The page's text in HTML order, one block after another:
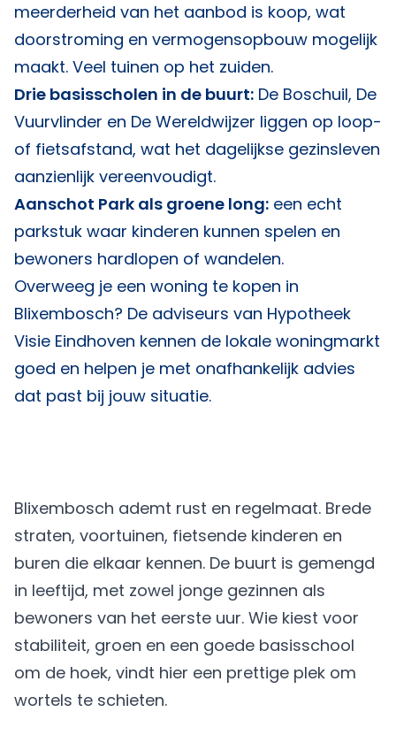
meerderheid van het aanbod is koop, wat
doorstroming en vermogensopbouw mogelijk
maakt. Veel tuinen op het zuiden.
Drie basisscholen in de buurt: De Boschuil, De
Vuurvlinder en De Wereldwijzer liggen op loop-
of fietsafstand, wat het dagelijkse gezinsleven
aanzienlijk vereenvoudigt.
Aanschot Park als groene long: een echt
parkstuk waar kinderen kunnen spelen en
bewoners hardlopen of wandelen.
Overweeg je een woning te kopen in
Blixembosch? De adviseurs van Hypotheek
Visie Eindhoven kennen de lokale woningmarkt
goed en helpen je met onafhankelijk advies
dat past bij jouw situatie.
Blixembosch ademt rust en regelmaat. Brede
straten, voortuinen, fietsende kinderen en
buren die elkaar kennen. De buurt is gemengd
in leeftijd, met zowel jonge gezinnen als
bewoners van het eerste uur. Wie kiest voor
stabiliteit, groen en een goede basisschool
om de hoek, vindt hier een prettige plek om
wortels te schieten.